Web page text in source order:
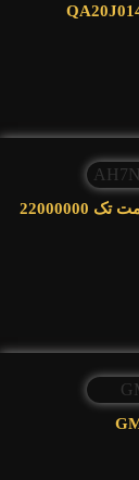
ساعت آلبا ست AS9D83X1و AH7N53X1 قیمت تک 22000000